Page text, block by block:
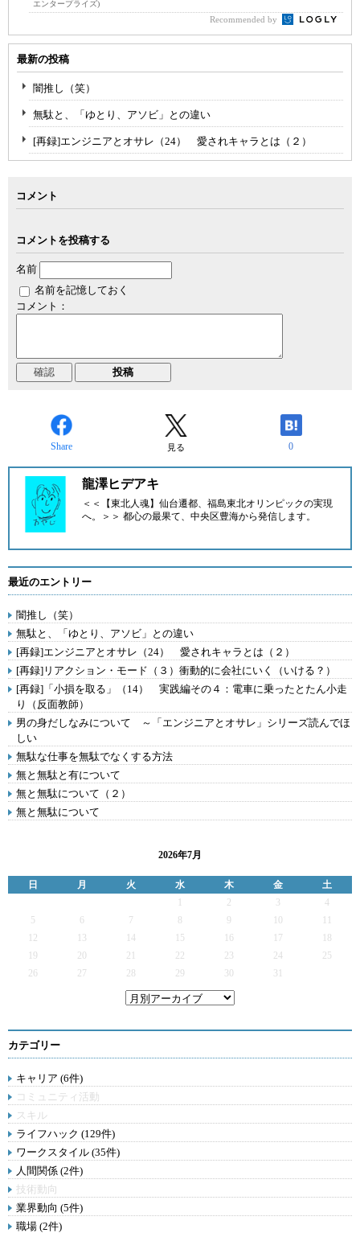
エンタープライズ)
Recommended by
最新の投稿
闇推し（笑）
無駄と、「ゆとり、アソビ」との違い
[再録]エンジニアとオサレ（24） 愛されキャラとは（２）
コメント
コメントを投稿する
名前
名前を記憶しておく
コメント：
Share 見る 0
龍澤ヒデアキ
＜＜【東北人魂】仙台遷都、福島東北オリンピックの実現
へ。＞＞ 都心の最果て、中央区豊海から発信します。
最近のエントリー
闇推し（笑）
無駄と、「ゆとり、アソビ」との違い
[再録]エンジニアとオサレ（24） 愛されキャラとは（２）
[再録]リアクション・モード（３）衝動的に会社にいく（いける？）
[再録]「小損を取る」（14） 実践編その４：電車に乗ったとたん小走
り（反面教師）
男の身だしなみについて ～「エンジニアとオサレ」シリーズ読んでほ
しい
無駄な仕事を無駄でなくする方法
無と無駄と有について
無と無駄について（２）
無と無駄について
2026年7月
日 月 火 水 木 金
土
2 3
4
5
6 7 9
12
13 14 15 16 17
19
20 21 22 23 24
25
26
27 28 29 30 31
カテゴリー
キャリア (6件)
コミュニティ活動
スキル
ライフハック (129件)
ワークスタイル (35件)
人間関係 (2件)
技術動向
業界動向 (5件)
職場 (2件)